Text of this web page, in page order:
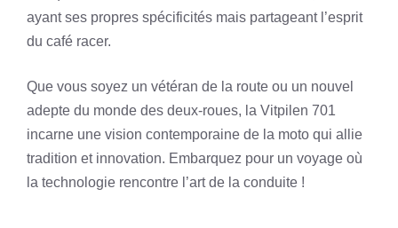
ayant ses propres spécificités mais partageant l’esprit
du café racer.
Que vous soyez un vétéran de la route ou un nouvel
adepte du monde des deux-roues, la Vitpilen 701
incarne une vision contemporaine de la moto qui allie
tradition et innovation. Embarquez pour un voyage où
la technologie rencontre l’art de la conduite !